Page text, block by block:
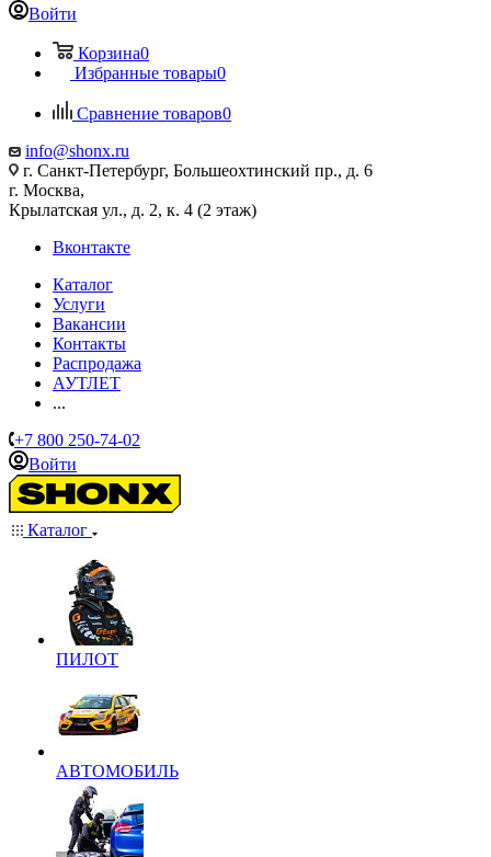
Войти
Корзина0
Избранные товары0
Сравнение товаров0
info@shonx.ru
г. Санкт-Петербург, Большеохтинский пр., д. 6
г. Москва,
Крылатская ул., д. 2, к. 4 (2 этаж)
Вконтакте
Каталог
Услуги
Вакансии
Контакты
Распродажа
АУТЛЕТ
...
+7 800 250-74-02
Войти
Каталог
ПИЛОТ
АВТОМОБИЛЬ